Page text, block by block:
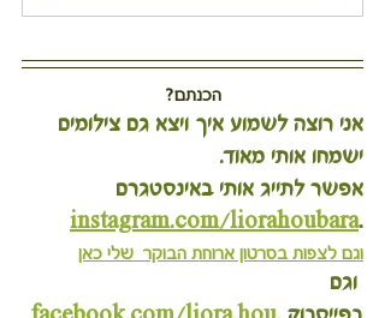
הכנתם?
אני רוצה לשמוע איך ויצא גם צילומים
ישמחו אותי מאוד.
אפשר לתייג אותי באינסטגרם
.
instagram.com/liorahoubara
וגם לצפות בסרטון ארוחת הבוקר  שלי כאן
וגם